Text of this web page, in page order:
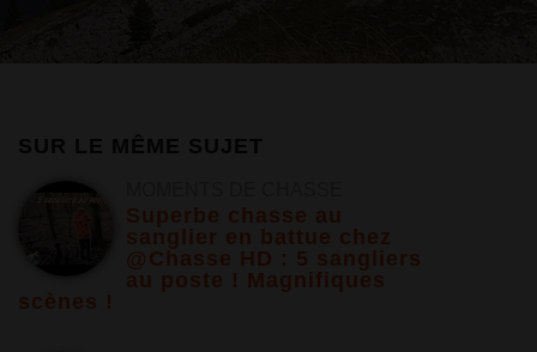
Superbe chasse au
sanglier en battue chez
@Chasse HD : 5 sangliers
au poste ! Magnifiques
scènes !